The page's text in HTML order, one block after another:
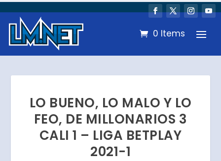
0 Items
LO BUENO, LO MALO Y LO
FEO, DE MILLONARIOS 3
CALI 1 – LIGA BETPLAY
2021-1